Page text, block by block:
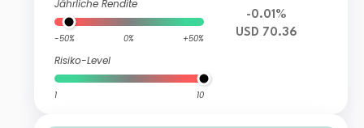
Jährliche Rendite
-50% 0% +50%
Risiko-Level
1 10
-0.01%
USD 70.36